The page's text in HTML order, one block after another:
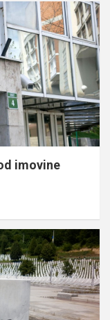
imovine